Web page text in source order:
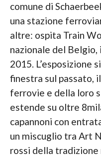
comune di
una stazione
altre: ospita Train
nazionale del
2015. L’esposizione
finestra sul passato,
ferrovie e della loro
estende su oltre
capannoni con
un miscuglio tra Art
rossi della tradizione